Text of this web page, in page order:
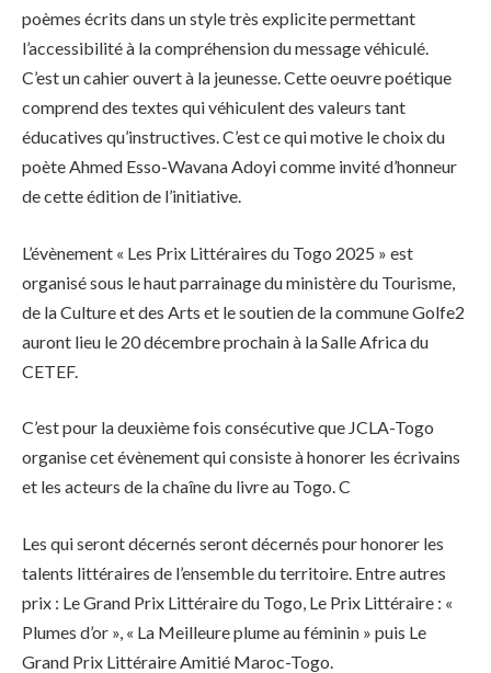
poèmes écrits dans un style très explicite permettant
l’accessibilité à la compréhension du message véhiculé.
C’est un cahier ouvert à la jeunesse. Cette oeuvre poétique
comprend des textes qui véhiculent des valeurs tant
éducatives qu’instructives. C’est ce qui motive le choix du
poète Ahmed Esso-Wavana Adoyi comme invité d’honneur
de cette édition de l’initiative.
L’évènement « Les Prix Littéraires du Togo 2025 » est
organisé sous le haut parrainage du ministère du Tourisme,
de la Culture et des Arts et le soutien de la commune Golfe2
auront lieu le 20 décembre prochain à la Salle Africa du
CETEF.
C’est pour la deuxième fois consécutive que JCLA-Togo
organise cet évènement qui consiste à honorer les écrivains
et les acteurs de la chaîne du livre au Togo. C
Les qui seront décernés seront décernés pour honorer les
talents littéraires de l’ensemble du territoire. Entre autres
prix : Le Grand Prix Littéraire du Togo, Le Prix Littéraire : «
Plumes d’or », « La Meilleure plume au féminin » puis Le
Grand Prix Littéraire Amitié Maroc-Togo.